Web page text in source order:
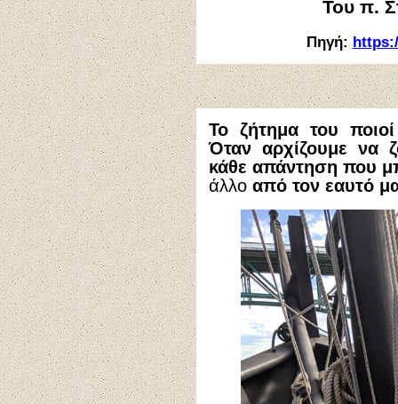
Του π.
Πηγή:
Το ζήτημα του
Όταν αρχίζουμε να
κάθε απάντηση που
άλλοαπό τον εαυτό